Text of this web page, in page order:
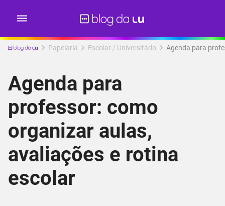
Papelaria Escolar / Universitário Agenda para
Agenda para
professor: como
organizar aulas,
avaliações e rotina
escolar